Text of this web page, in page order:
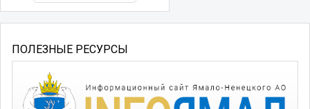
ПОЛЕЗНЫЕ РЕСУРСЫ